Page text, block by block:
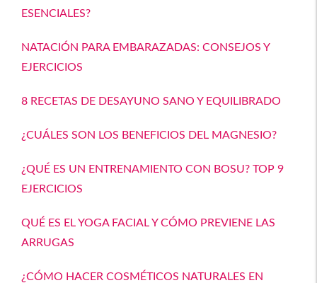
ESENCIALES?
NATACIÓN PARA EMBARAZADAS: CONSEJOS Y
EJERCICIOS
8 RECETAS DE DESAYUNO SANO Y EQUILIBRADO
¿CUÁLES SON LOS BENEFICIOS DEL MAGNESIO?
¿QUÉ ES UN ENTRENAMIENTO CON BOSU? TOP 9
EJERCICIOS
QUÉ ES EL YOGA FACIAL Y CÓMO PREVIENE LAS
ARRUGAS
¿CÓMO HACER COSMÉTICOS NATURALES EN